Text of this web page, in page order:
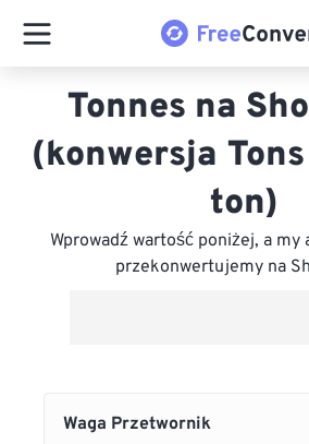
Tonnes na
(konwersja
ton)
Wprowadź wartość poniżej, a
przekonwertujemy na